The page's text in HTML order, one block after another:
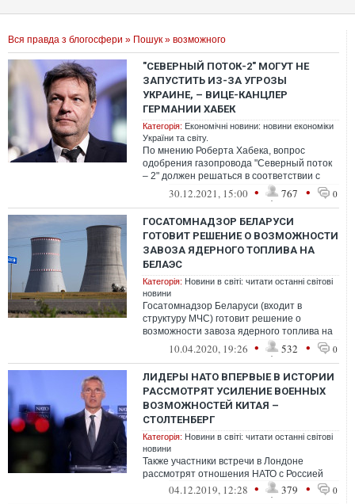
Вся правда з блогосфери » Пошук » возможного
"СЕВЕРНЫЙ ПОТОК-2" МОГУТ НЕ
ЗАПУСТИТЬ ИЗ-ЗА УГРОЗЫ
УКРАИНЕ, – ВИЦЕ-КАНЦЛЕР
ГЕРМАНИИ ХАБЕК
Категорія: Економічні новини: новини економіки
України та світу.
По мнению Роберта Хабека, вопрос
одобрения газопровода "Северный поток
– 2" должен решаться в соответствии с
законом. Но он допускает возможность
30.12.2021, 15:00 • 767 • 0
ГОСАТОМНАДЗОР БЕЛАРУСИ
ГОТОВИТ РЕШЕНИЕ О ВОЗМОЖНОСТИ
ЗАВОЗА ЯДЕРНОГО ТОПЛИВА НА
БЕЛАЭС
Категорія: Новини в світі: читати останні світові
новини
Госатомнадзор Беларуси (входит в
структуру МЧС) готовит решение о
возможности завоза ядерного топлива на
БелАЭС, сообщила начальник
Госатомнадзора Оль...
10.04.2020, 19:26 • 532 • 0
ЛИДЕРЫ НАТО ВПЕРВЫЕ В ИСТОРИИ
РАССМОТРЯТ УСИЛЕНИЕ ВОЕННЫХ
ВОЗМОЖНОСТЕЙ КИТАЯ –
СТОЛТЕНБЕРГ
Категорія: Новини в світі: читати останні світові
новини
Также участники встречи в Лондоне
рассмотрят отношения НАТО с Россией
04.12.2019, 12:28 • 379 • 0